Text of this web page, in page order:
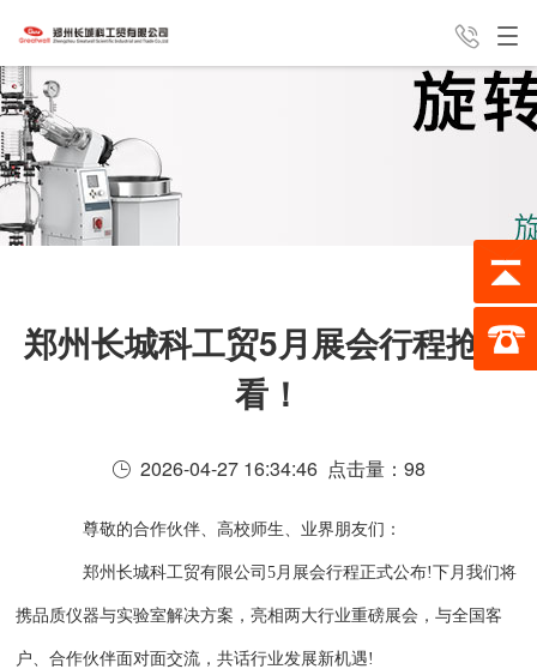
经典案例
服务支持 187-0388-8162
郑州长城科工贸5月展会行程抢先
看！
2026-04-27 16:34:46 点击量： 98
尊敬的合作伙伴、高校师生、业界朋友们：
郑州长城科工贸有限公司5月展会行程正式公布!下月我们将
携品质仪器与实验室解决方案，亮相两大行业重磅展会，与全国客
户、合作伙伴面对面交流，共话行业发展新机遇!